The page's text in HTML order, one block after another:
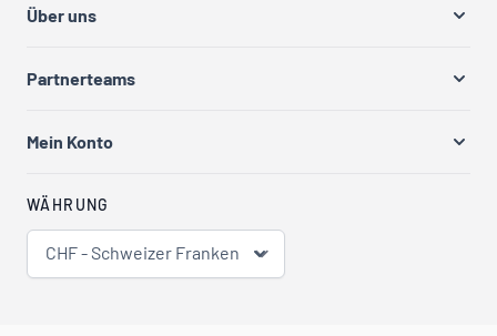
Über uns
Partnerteams
Mein Konto
WÄHRUNG
CHF - Schweizer Franken